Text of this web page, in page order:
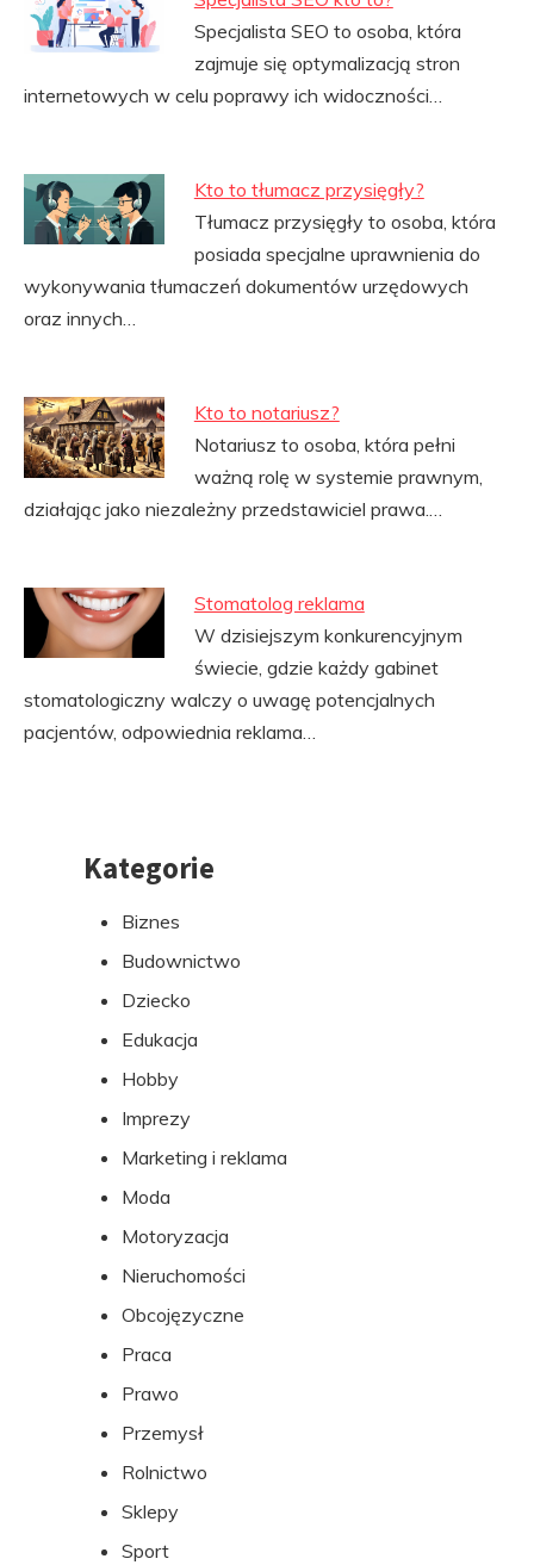
Specjalista SEO to osoba, która
zajmuje się optymalizacją stron
internetowych w celu poprawy ich widoczności…
Kto to tłumacz przysięgły?
Tłumacz przysięgły to osoba, która
posiada specjalne uprawnienia do
wykonywania tłumaczeń dokumentów urzędowych
oraz innych…
Kto to notariusz?
Notariusz to osoba, która pełni
ważną rolę w systemie prawnym,
działając jako niezależny przedstawiciel prawa.…
Stomatolog reklama
W dzisiejszym konkurencyjnym
świecie, gdzie każdy gabinet
stomatologiczny walczy o uwagę potencjalnych
pacjentów, odpowiednia reklama…
PrzejdźKategorie
Biznes
Budownictwo
Dziecko
Edukacja
Hobby
Imprezy
Marketing i reklama
Moda
Motoryzacja
Nieruchomości
Obcojęzyczne
Praca
Prawo
Przemysł
Rolnictwo
Sklepy
Sport